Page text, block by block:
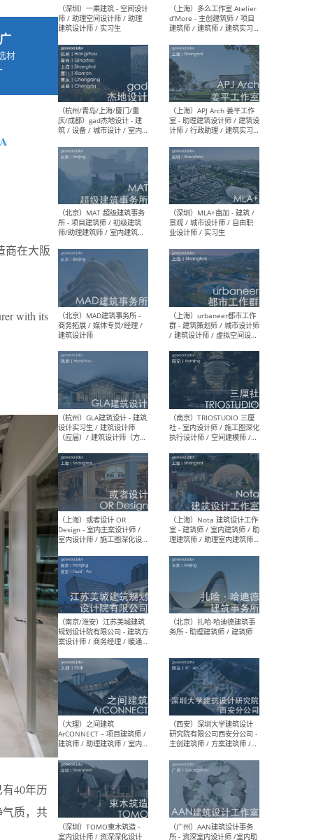
材
商在大阪
with its
40年历
质，共
（深圳）一乘建筑 - 空间设计
师 / 助理空间设计师 / 助理
建筑设计师 / 实习生
（杭州/青岛/上海/厦门/重
庆/成都）gad杰地设计 - 建
筑 / 设备 / 城市设计 / 室内 /
幕墙 / BIM / 成本 / 工程 / 运
营 / 品牌 / 观点views / 实习
等
（北京）MAT 超级建筑事务
所 - 项目建筑师 / 初级建筑
/ 实习生
（北京）MAD建筑事务所 -
商务拓展 / 媒体专员/经理 /
建筑设计师
（杭州）GLA建筑设计 - 建筑
设计实习生 / 建筑设计师
（应届）/ 建筑设计师（方案
设计）/ 建筑设计师（施工
图）/ 结构设计师 / 给排水设
计师
（上海）或者设计 OR
Design - 室内主案设计师 /
室内设计师 / 施工图深化设
计师 / 室内设计助理 / 新媒
体运营
（南京/淮安）江苏美城建筑
规划设计院有限公司 - 建筑方
案设计师 / 商务经理 / 暖通
设计师 / 造价工程师